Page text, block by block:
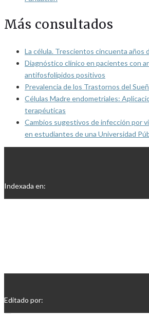
Más consultados
La célula. Trescientos cincuenta años
Diagnóstico clínico en pacientes con
antifosfolípidos positivos
Prevalencia de los Trastornos del
Células Madre endometriales:
terapéuticas
Cambios sugestivos de infección por
en estudiantes de una Universidad
Indexada en:
Editado por: